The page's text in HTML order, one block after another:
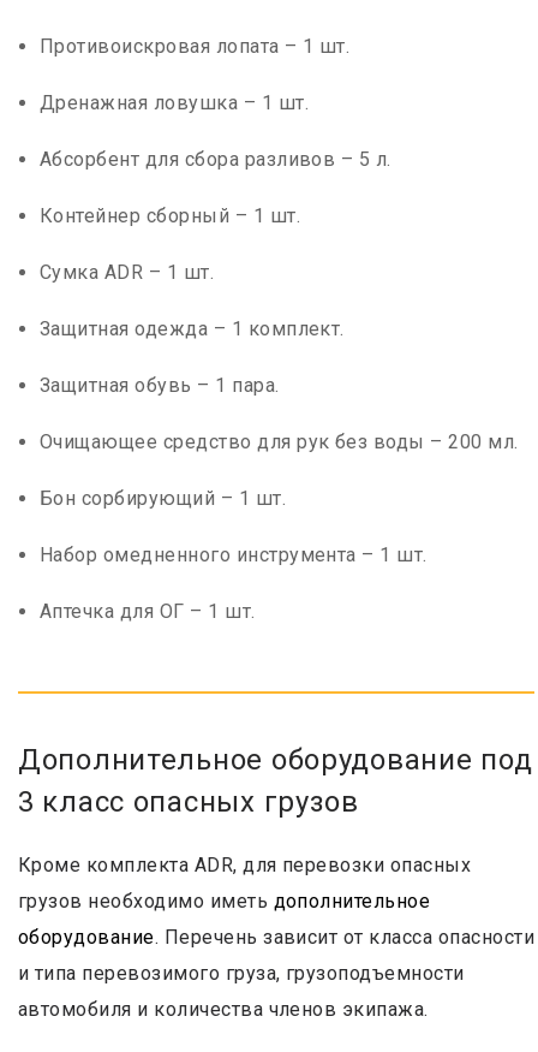
Противоискровая лопата – 1 шт.
Дренажная ловушка – 1 шт.
Абсорбент для сбора разливов – 5 л.
Контейнер сборный – 1 шт.
Сумка ADR – 1 шт.
Защитная одежда – 1 комплект.
Защитная обувь – 1 пара.
Очищающее средство для рук без воды – 200 мл.
Бон сорбирующий – 1 шт.
Набор омедненного инструмента – 1 шт.
Аптечка для ОГ – 1 шт.
Дополнительное оборудование под
3 класс опасных грузов
Кроме комплекта ADR, для перевозки опасных
грузов необходимо иметь дополнительное
оборудование. Перечень зависит от класса опасности
и типа перевозимого груза, грузоподъемности
автомобиля и количества членов экипажа.